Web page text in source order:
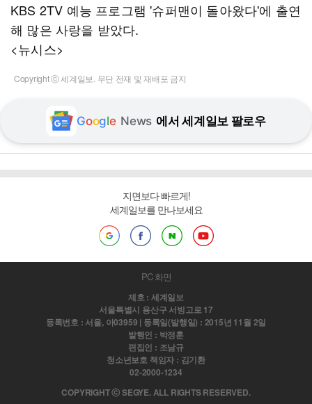
KBS 2TV 예능 프로그램 '슈퍼맨이 돌아왔다'에 출연
해 많은 사랑을 받았다.
<뉴시스>
Copyright ⓒ 세계일보. 무단 전재 및 재배포 금지
Google News 에서 세계일보 팔로우
지면보다 빠르게!
세계일보를 만나보세요
PC 화면
제호 : 세계일보
서울특별시 용산구 서빙고로 17
등록번호 : 서울, 아03959 | 등록일(발행일) : 2015년 11월 2일
발행인 : 박정훈
편집인 : 조남규
청소년보호 책임자 : 김기환
02-2000-1234
COPYRIGHT ⓒ SEGYE. ALL RIGHTS RESERVED.